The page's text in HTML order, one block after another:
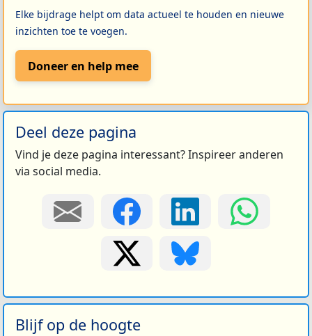
Elke bijdrage helpt om data actueel te houden en nieuwe
inzichten toe te voegen.
Doneer en help mee
Deel deze pagina
Vind je deze pagina interessant? Inspireer anderen
via social media.
Blijf op de hoogte